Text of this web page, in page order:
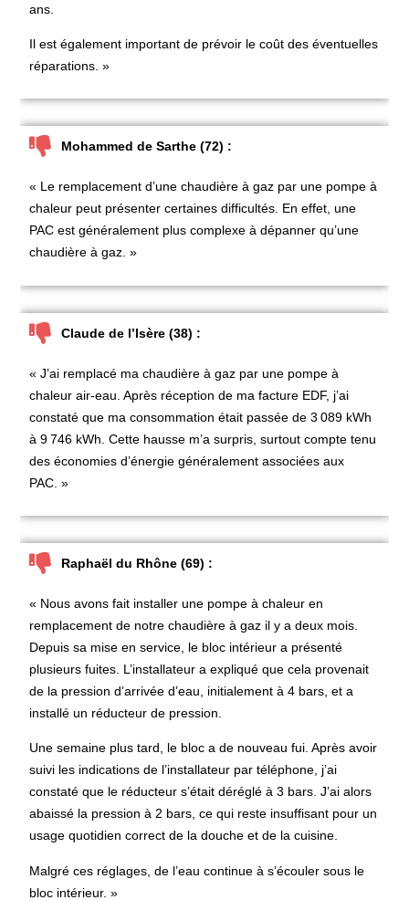
ans.
Il est également important de prévoir le coût des éventuelles
réparations. »
Mohammed de Sarthe (72) :
« Le remplacement d’une chaudière à gaz par une pompe à
chaleur peut présenter certaines difficultés. En effet, une
PAC est généralement plus complexe à dépanner qu’une
chaudière à gaz. »
Claude de l’Isère (38) :
« J’ai remplacé machaudière à gaz par une pompe à
chaleur air-eau . Après réception de ma facture EDF, j’ai
constaté que ma consommation était passée de 3 089 kWh
à 9 746 kWh. Cette hausse m’a surpris, surtout compte tenu
des économies d’énergie généralement associées aux
PAC. »
Raphaël du Rhône (69) :
« Nous avons fait installer une pompe à chaleur en
remplacement de notre chaudière à gaz il y a deux mois.
Depuis sa mise en service, le bloc intérieur a présenté
plusieurs fuites. L’installateur a expliqué que cela provenait
de la pression d’arrivée d’eau, initialement à 4 bars, et a
installé un réducteur de pression.
Une semaine plus tard, le bloc a de nouveau fui. Après avoir
suivi les indications de l’installateur par téléphone, j’ai
constaté que le réducteur s’était déréglé à 3 bars. J’ai alors
abaissé la pression à 2 bars, ce qui reste insuffisant pour un
usage quotidien correct de la douche et de la cuisine.
Malgré ces réglages, de l’eau continue à s’écouler sous le
bloc intérieur. »